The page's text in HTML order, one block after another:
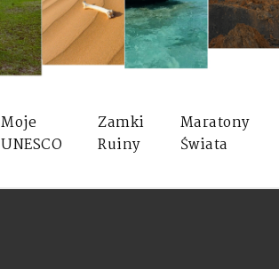
Moje
UNESCO
Zamki
Ruiny
Maratony
Świata